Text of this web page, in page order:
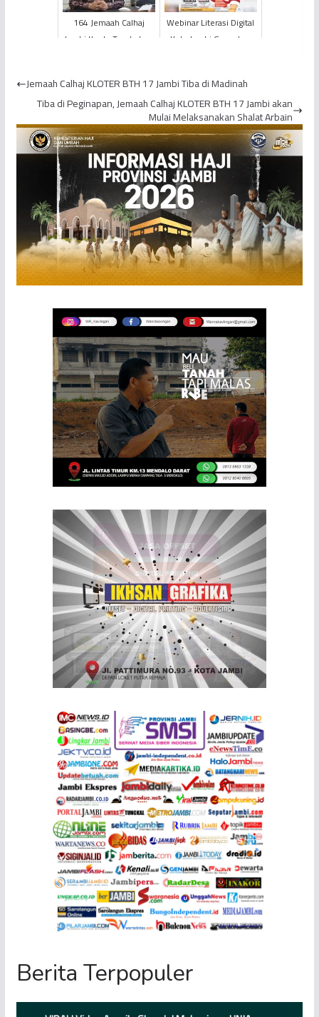
164 Jemaah Calhaj
Jambi Kuota Tambahan
Webinar Literasi Digital
Kota Jambi Gaungkan
Kit...
Jemaah Calhaj KLOTER BTH 17 Jambi Tiba di Madinah
Tiba di Peginapan, Jemaah Calhaj KLOTER BTH 17 Jambi akan
Mulai Melaksanakan Shalat Arbain
Berita Terpopuler